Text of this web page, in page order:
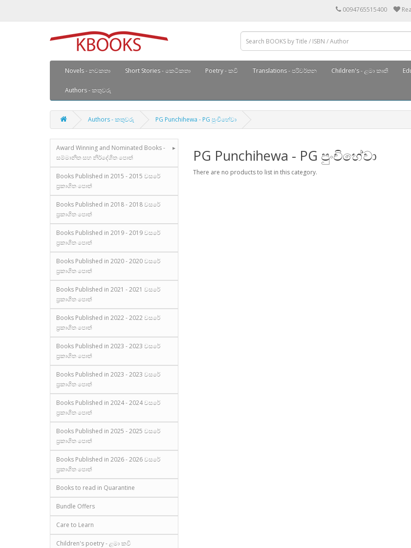
0094765515400
Novels - නවකතා Short Stories - කෙටිකතා Poetry - කවි Translations - පරිවර්තන Children's - ළමා කෘති
Authors - කතුවරු
Authors - කතුවරු PG Punchihewa - PG පුංචිහේවා
Award Winning and Nominated Books -
සම්මානිත සහ නිර්දේශිත පොත්
Books Published in 2015 - 2015 වසරේ
ප්‍රකාශිත පොත්
Books Published in 2018 - 2018 වසරේ
ප්‍රකාශිත පොත්
Books Published in 2019 - 2019 වසරේ
ප්‍රකාශිත පොත්
Books Published in 2020 - 2020 වසරේ
ප්‍රකාශිත පොත්
Books Published in 2021 - 2021 වසරේ
ප්‍රකාශිත පොත්
Books Published in 2022 - 2022 වසරේ
ප්‍රකාශිත පොත්
Books Published in 2023 - 2023 වසරේ
ප්‍රකාශිත පොත්
Books Published in 2023 - 2023 වසරේ
ප්‍රකාශිත පොත්
Books Published in 2024 - 2024 වසරේ
ප්‍රකාශිත පොත්
Books Published in 2025 - 2025 වසරේ
ප්‍රකාශිත පොත්
Books Published in 2026 - 2026 වසරේ
ප්‍රකාශිත පොත්
Books to read in Quarantine
Bundle Offers
Care to Learn
Children's poetry - ළමා කවි
PG Punchihewa - PG පුංචිහේවා
There are no products to list in this category.